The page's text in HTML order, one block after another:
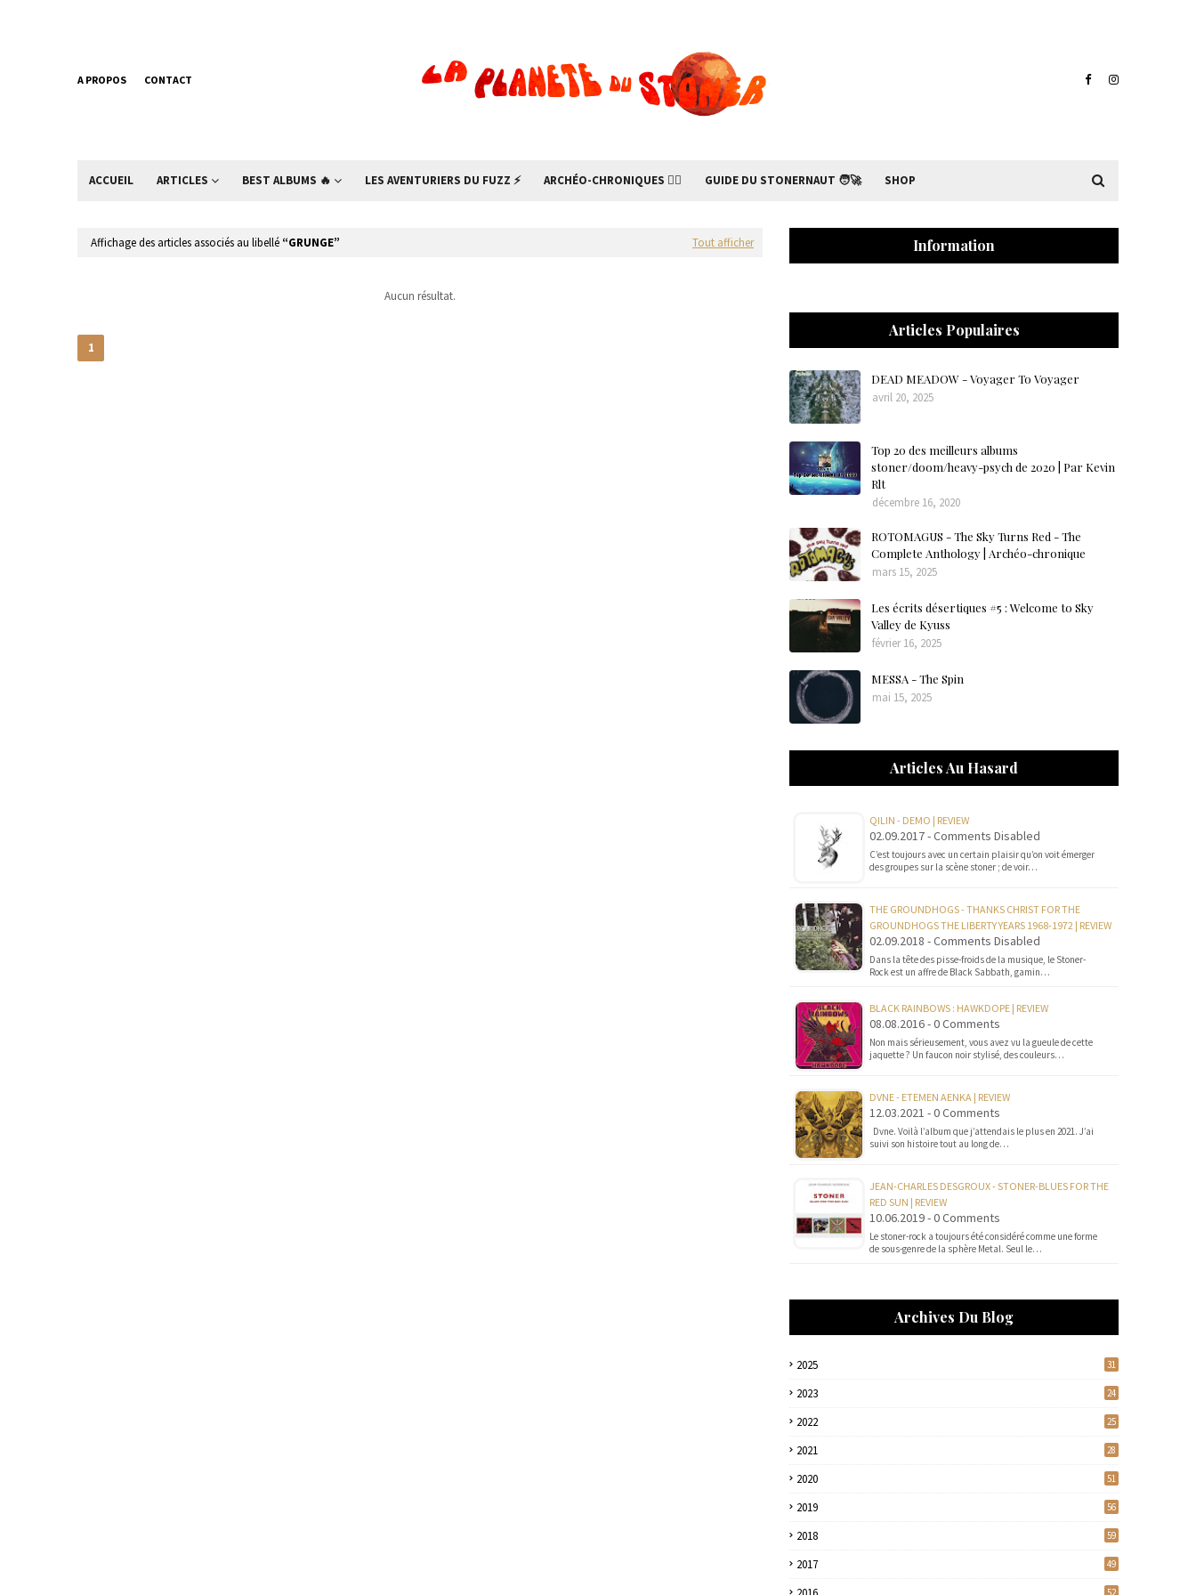
A PROPOS CONTACT
ACCUEIL ARTICLES BEST ALBUMS 🔥 LES AVENTURIERS DU FUZZ ⚡ ARCHÉO-CHRONIQUES 🧙‍♂ GUIDE DU STONERNAUT 🧑‍🚀 SHOP
Affichage des articles associés au libellé GRUNGE Tout afficher
Aucun résultat.
1
Information
Articles Populaires
DEAD MEADOW - Voyager To Voyager
avril 20, 2025
Top 20 des meilleurs albums
stoner/doom/heavy-psych de 2020 | Par Kevin
Rlt
décembre 16, 2020
ROTOMAGUS - The Sky Turns Red - The
Complete Anthology | Archéo-chronique
mars 15, 2025
Les écrits désertiques #5 : Welcome to Sky
Valley de Kyuss
février 16, 2025
MESSA - The Spin
mai 15, 2025
Articles Au Hasard
QILIN - DEMO | REVIEW
02.09.2017 - Comments Disabled
C’est toujours avec un certain plaisir qu’on voit émerger
des groupes sur la scène stoner ; de voir…
THE GROUNDHOGS - THANKS CHRIST FOR THE
GROUNDHOGS THE LIBERTY YEARS 1968-1972 | REVIEW
02.09.2018 - Comments Disabled
Dans la tête des pisse-froids de la musique, le Stoner-
Rock est un affre de Black Sabbath, gamin…
BLACK RAINBOWS : HAWKDOPE | REVIEW
08.08.2016 - 0 Comments
Non mais sérieusement, vous avez vu la gueule de cette
jaquette ? Un faucon noir stylisé, des couleurs…
DVNE - ETEMEN AENKA | REVIEW
12.03.2021 - 0 Comments
Dvne. Voilà l’album que j’attendais le plus en 2021. J’ai
suivi son histoire tout au long de…
JEAN-CHARLES DESGROUX - STONER-BLUES FOR THE
RED SUN | REVIEW
10.06.2019 - 0 Comments
Le stoner-rock a toujours été considéré comme une forme
de sous-genre de la sphère Metal. Seul le…
Archives Du Blog
2025 31
2023 24
2022 25
2021 28
2020 51
2019 56
2018 59
2017 49
52